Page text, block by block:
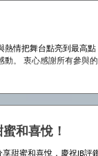
情把舞台點亮到最高
。 衷心感謝所有參與
和喜悅！
甜蜜和喜悅，慶祝IB